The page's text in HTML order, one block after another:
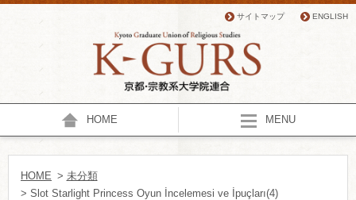
サイトマップ ENGLISH
HOME MENU
HOME > 未分類
> Slot Starlight Princess Oyun İncelemesi ve İpuçları(4)